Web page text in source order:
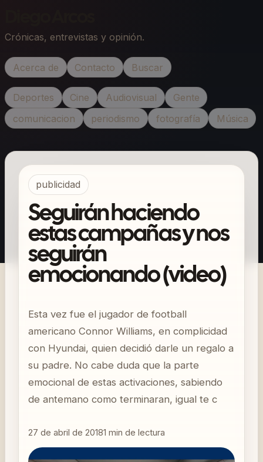
Crónicas, entrevistas y opinión.
Acerca de Contacto Buscar
Deportes Cine Audiovisual
Gente
comunicacion
periodismo fotografía Música
publicidad
Seguirán haciendo
estas campañas y nos
seguirán
emocionando (video)
Esta vez fue el jugador de football
americano Connor Williams, en complicidad
con Hyundai, quien decidió darle un regalo a
su padre. No cabe duda que la parte
emocional de estas activaciones, sabiendo
de antemano como terminaran, igual te c
27 de abril de 20181 min de lectura